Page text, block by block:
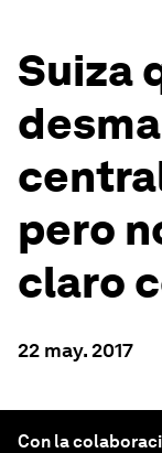
Suiza
pero
claro
22 may. 2017
Con la